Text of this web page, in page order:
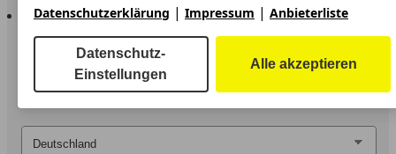
AutoScout24 für Android
dieses Zeitraums automatisch für die Befüllung neuer
Finanzierungsanfragen wiederzuverwenden. Ohne die
Verwendung solcher Cookies/Tools können solche
erweiterten Funktionen ganz oder teilweise nicht genutzt
werden.
Wir arbeiten mit 263 Anbietern zusammen.
Datenschutzerklärung | Impressum | Anbieterliste
Datenschutz-
Einstellungen
Alle akzeptieren